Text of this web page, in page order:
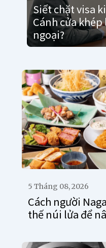
Siết chặt visa
Cánh cửa
ngoại?
5 Tháng 08, 2026
Cách người
thế núi lửa để